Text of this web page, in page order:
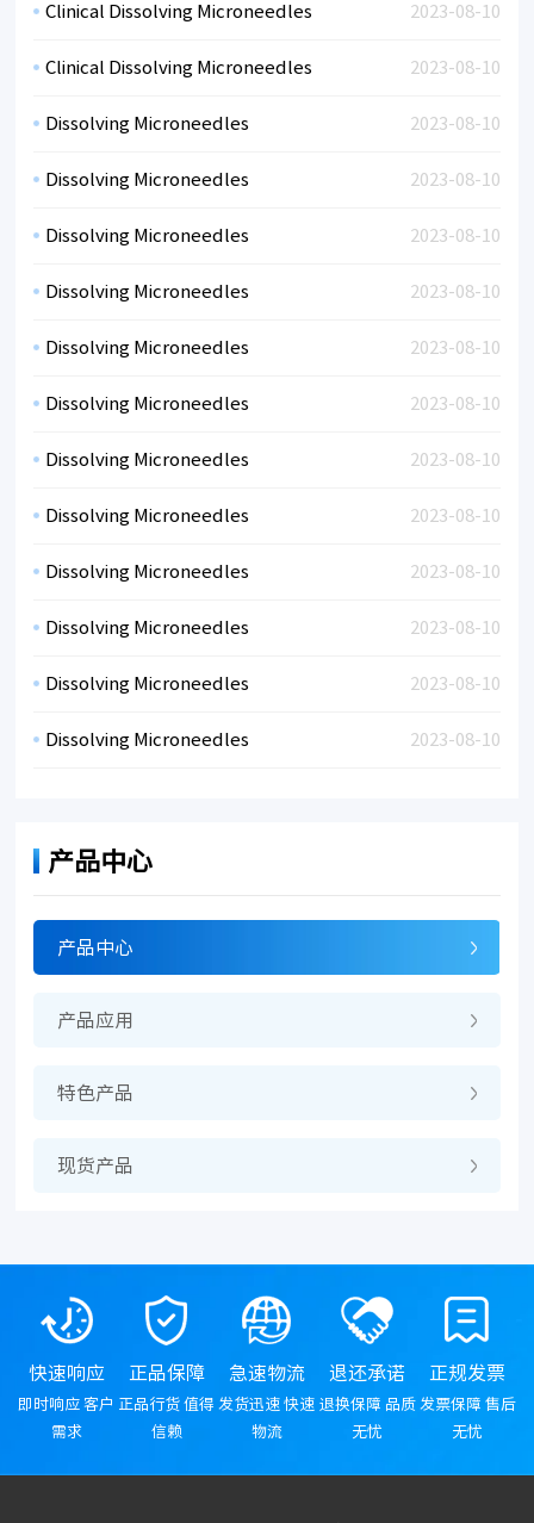
2023-08-10
Clinical Dissolving Microneedles
2023-08-10
Clinical Dissolving Microneedles
2023-08-10
Dissolving Microneedles
2023-08-10
Dissolving Microneedles
2023-08-10
Dissolving Microneedles
2023-08-10
Dissolving Microneedles
2023-08-10
Dissolving Microneedles
2023-08-10
Dissolving Microneedles
2023-08-10
Dissolving Microneedles
2023-08-10
Dissolving Microneedles
2023-08-10
Dissolving Microneedles
2023-08-10
Dissolving Microneedles
2023-08-10
Dissolving Microneedles
2023-08-10
Dissolving Microneedles
产品中心
产品中心
产品应用
特色产品
现货产品
快速响应
即时响应 客户
需求
正品保障
正品行货 值得
信赖
急速物流
发货迅速 快速
物流
退还承诺
退换保障 品质
无忧
正规发票
发票保障 售后
无忧